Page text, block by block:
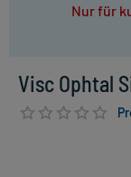
Nur für
Visc Ophtal